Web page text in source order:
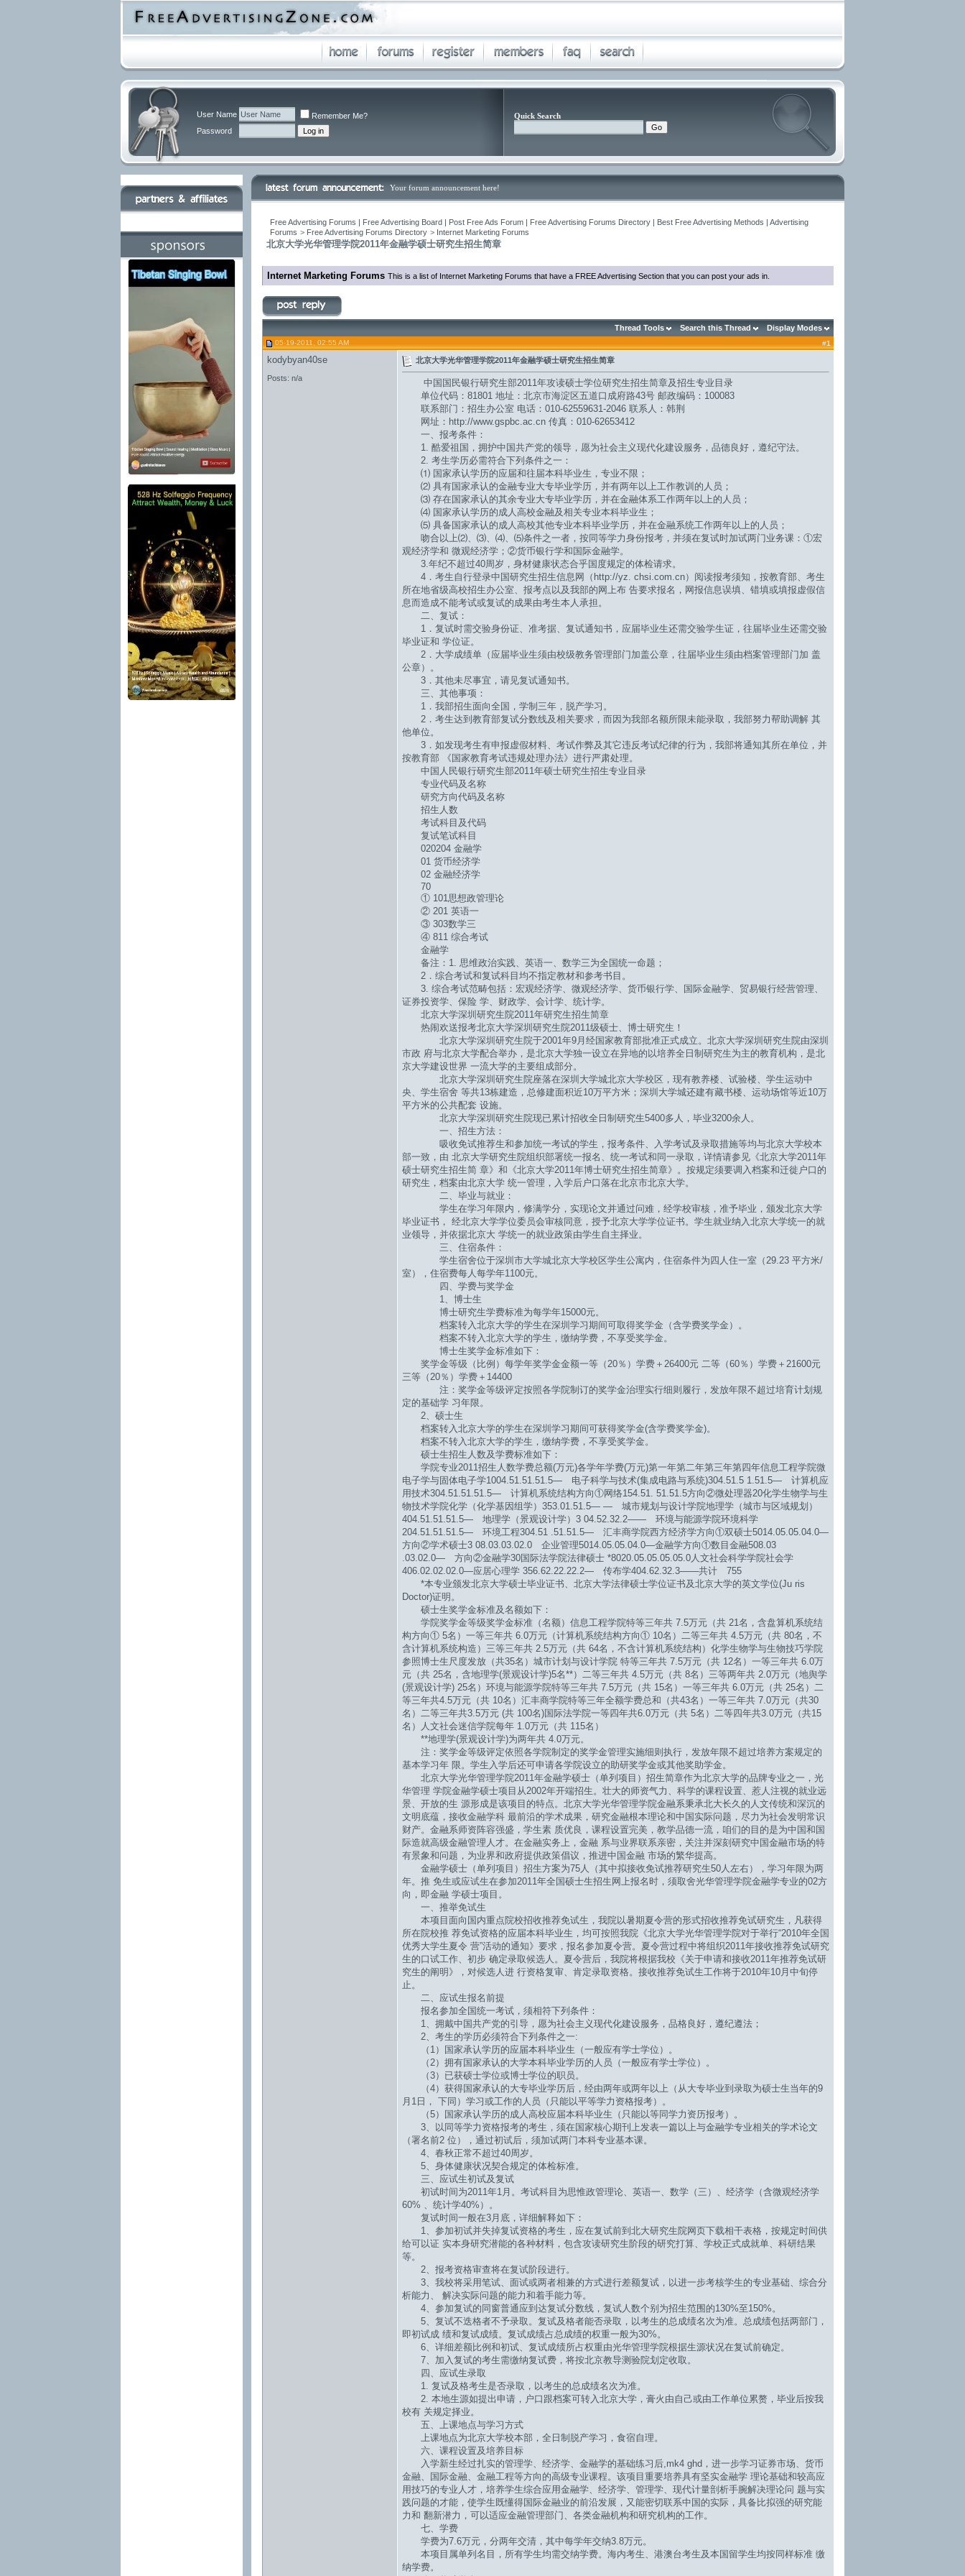
User Name
Remember Me?
Password
Quick Search
Your forum announcement here!
Free Advertising Forums | Free Advertising Board | Post Free Ads Forum | Free Advertising Forums Directory | Best Free Advertising Methods | Advertising
Forums > Free Advertising Forums Directory > Internet Marketing Forums
北京大学光华管理学院2011年金融学硕士研究生招生简章
Internet Marketing Forums This is a list of Internet Marketing Forums that have a FREE Advertising Section that you can post your ads in.
Thread Tools Search this Thread Display Modes
05-19-2011, 02:55 AM #1
kodybyan40se
Posts: n/a
北京大学光华管理学院2011年金融学硕士研究生招生简章
中国国民银行研究生部2011年攻读硕士学位研究生招生简章及招生专业目录
单位代码：81801 地址：北京市海淀区五道口成府路43号 邮政编码：100083
联系部门：招生办公室 电话：010-62559631-2046 联系人：韩荆
网址：http://www.gspbc.ac.cn 传真：010-62653412
一、报考条件：
1. 酷爱祖国，拥护中国共产党的领导，愿为社会主义现代化建设服务，品德良好，遵纪守法。
2. 考生学历必需符合下列条件之一：
⑴ 国家承认学历的应届和往届本科毕业生，专业不限；
⑵ 具有国家承认的金融专业大专毕业学历，并有两年以上工作教训的人员；
⑶ 存在国家承认的其余专业大专毕业学历，并在金融体系工作两年以上的人员；
⑷ 国家承认学历的成人高校金融及相关专业本科毕业生；
⑸ 具备国家承认的成人高校其他专业本科毕业学历，并在金融系统工作两年以上的人员；
吻合以上⑵、⑶、⑷、⑸条件之一者，按同等学力身份报考，并须在复试时加试两门业务课：①宏
观经济学和 微观经济学；②货币银行学和国际金融学。
3.年纪不超过40周岁，身材健康状态合乎国度规定的体检请求。
4．考生自行登录中国研究生招生信息网（http://yz. chsi.com.cn）阅读报考须知，按教育部、考生
所在地省级高校招生办公室、报考点以及我部的网上布 告要求报名，网报信息误填、错填或填报虚假信
息而造成不能考试或复试的成果由考生本人承担。
二、复试：
1．复试时需交验身份证、准考据、复试通知书，应届毕业生还需交验学生证，往届毕业生还需交验
毕业证和 学位证。
2．大学成绩单（应届毕业生须由校级教务管理部门加盖公章，往届毕业生须由档案管理部门加 盖
公章）。
3．其他未尽事宜，请见复试通知书。
三、其他事项：
1．我部招生面向全国，学制三年，脱产学习。
2．考生达到教育部复试分数线及相关要求，而因为我部名额所限未能录取，我部努力帮助调解 其
他单位。
3．如发现考生有申报虚假材料、考试作弊及其它违反考试纪律的行为，我部将通知其所在单位，并
按教育部 《国家教育考试违规处理办法》进行严肃处理。
中国人民银行研究生部2011年硕士研究生招生专业目录
专业代码及名称
研究方向代码及名称
招生人数
考试科目及代码
复试笔试科目
020204 金融学
01 货币经济学
02 金融经济学
70
① 101思想政管理论
② 201 英语一
③ 303数学三
④ 811 综合考试
金融学
备注：1. 思维政治实践、英语一、数学三为全国统一命题；
2．综合考试和复试科目均不指定教材和参考书目。
3. 综合考试范畴包括：宏观经济学、微观经济学、货币银行学、国际金融学、贸易银行经营管理、
证券投资学、保险 学、财政学、会计学、统计学。
北京大学深圳研究生院2011年研究生招生简章
热闹欢送报考北京大学深圳研究生院2011级硕士、博士研究生！
北京大学深圳研究生院于2001年9月经国家教育部批准正式成立。北京大学深圳研究生院由深圳
市政 府与北京大学配合举办，是北京大学独一设立在异地的以培养全日制研究生为主的教育机构，是北
京大学建设世界 一流大学的主要组成部分。
北京大学深圳研究生院座落在深圳大学城北京大学校区，现有教养楼、试验楼、学生运动中
央、学生宿舍 等共13栋建造，总修建面积近10万平方米；深圳大学城还建有藏书楼、运动场馆等近10万
平方米的公共配套 设施。
北京大学深圳研究生院现已累计招收全日制研究生5400多人，毕业3200余人。
一、招生方法：
吸收免试推荐生和参加统一考试的学生，报考条件、入学考试及录取措施等均与北京大学校本
部一致，由 北京大学研究生院组织部署统一报名、统一考试和同一录取，详情请参见《北京大学2011年
硕士研究生招生简 章》和《北京大学2011年博士研究生招生简章》。按规定须要调入档案和迁徙户口的
研究生，档案由北京大学 统一管理，入学后户口落在北京市北京大学。
二、毕业与就业：
学生在学习年限内，修满学分，实现论文并通过问难，经学校审核，准予毕业，颁发北京大学
毕业证书， 经北京大学学位委员会审核同意，授予北京大学学位证书。学生就业纳入北京大学统一的就
业领导，并依据北京大 学统一的就业政策由学生自主择业。
三、住宿条件：
学生宿舍位于深圳市大学城北京大学校区学生公寓内，住宿条件为四人住一室（29.23 平方米/
室），住宿费每人每学年1100元。
四、学费与奖学金
1、博士生
博士研究生学费标准为每学年15000元。
档案转入北京大学的学生在深圳学习期间可取得奖学金（含学费奖学金）。
档案不转入北京大学的学生，缴纳学费，不享受奖学金。
博士生奖学金标准如下：
奖学金等级（比例）每学年奖学金金额一等（20％）学费＋26400元 二等（60％）学费＋21600元
三等（20％）学费＋14400
注：奖学金等级评定按照各学院制订的奖学金治理实行细则履行，发放年限不超过培育计划规
定的基础学 习年限。
2、硕士生
档案转入北京大学的学生在深圳学习期间可获得奖学金(含学费奖学金)。
档案不转入北京大学的学生，缴纳学费，不享受奖学金。
硕士生招生人数及学费标准如下：
学院专业2011招生人数学费总额(万元)各学年学费(万元)第一年第二年第三年第四年信息工程学院微
电子学与固体电子学1004.51.51.51.5― 电子科学与技术(集成电路与系统)304.51.5 1.51.5― 计算机应
用技术304.51.51.51.5― 计算机系统结构方向①网络154.51. 51.51.5方向②微处理器20化学生物学与生
物技术学院化学（化学基因组学）353.01.51.5― ― 城市规划与设计学院地理学（城市与区域规划）
404.51.51.51.5― 地理学（景观设计学）3 04.52.32.2―― 环境与能源学院环境科学
204.51.51.51.5― 环境工程304.51 .51.51.5― 汇丰商学院西方经济学方向①双硕士5014.05.05.04.0―
方向②学术硕士3 08.03.03.02.0 企业管理5014.05.05.04.0―金融学方向①数目金融508.03
.03.02.0― 方向②金融学30国际法学院法律硕士 *8020.05.05.05.05.0人文社会科学学院社会学
406.02.02.02.0―应居心理学 356.62.22.22.2― 传布学404.62.32.3――共计 755
*本专业颁发北京大学硕士毕业证书、北京大学法律硕士学位证书及北京大学的英文学位(Ju ris
Doctor)证明。
硕士生奖学金标准及名额如下：
学院奖学金等级奖学金标准（名额）信息工程学院特等三年共 7.5万元（共 21名，含盘算机系统结
构方向① 5名）一等三年共 6.0万元（计算机系统结构方向① 10名）二等三年共 4.5万元（共 80名，不
含计算机系统构造）三等三年共 2.5万元（共 64名，不含计算机系统结构）化学生物学与生物技巧学院
参照博士生尺度发放（共35名）城市计划与设计学院 特等三年共 7.5万元（共 12名）一等三年共 6.0万
元（共 25名，含地理学(景观设计学)5名**）二等三年共 4.5万元（共 8名）三等两年共 2.0万元（地舆学
(景观设计学) 25名）环境与能源学院特等三年共 7.5万元（共 15名）一等三年共 6.0万元（共 25名）二
等三年共4.5万元（共 10名）汇丰商学院特等三年全额学费总和（共43名）一等三年共 7.0万元（共30
名）二等三年共3.5万元 (共 100名)国际法学院一等四年共6.0万元（共 5名）二等四年共3.0万元（共15
名）人文社会迷信学院每年 1.0万元（共 115名）
**地理学(景观设计学)为两年共 4.0万元。
注：奖学金等级评定依照各学院制定的奖学金管理实施细则执行，发放年限不超过培养方案规定的
基本学习年 限。学生入学后还可申请各学院设立的助研奖学金或其他奖助学金。
北京大学光华管理学院2011年金融学硕士（单列项目）招生简章作为北京大学的品牌专业之一，光
华管理 学院金融学硕士项目从2002年开端招生。壮大的师资气力、科学的课程设置、惹人注视的就业远
景、开放的生 源形成是该项目的特点。北京大学光华管理学院金融系秉承北大长久的人文传统和深沉的
文明底蕴，接收金融学科 最前沿的学术成果，研究金融根本理论和中国实际问题，尽力为社会发明常识
财产。金融系师资阵容强盛，学生素 质优良，课程设置完美，教学品德一流，咱们的目的是为中国和国
际造就高级金融管理人才。在金融实务上，金融 系与业界联系亲密，关注并深刻研究中国金融市场的特
有景象和问题，为业界和政府提供政策倡议，推进中国金融 市场的繁华提高。
金融学硕士（单列项目）招生方案为75人（其中拟接收免试推荐研究生50人左右），学习年限为两
年。推 免生或应试生在参加2011年全国硕士生招生网上报名时，须取舍光华管理学院金融学专业的02方
向，即金融 学硕士项目。
一、推举免试生
本项目面向国内重点院校招收推荐免试生，我院以暑期夏令营的形式招收推荐免试研究生，凡获得
所在院校推 荐免试资格的应届本科毕业生，均可按照我院《北京大学光华管理学院对于举行“2010年全国
优秀大学生夏令 营”活动的通知》要求，报名参加夏令营。夏令营过程中将组织2011年接收推荐免试研究
生的口试工作、初步 确定录取候选人。夏令营后，我院将根据我校《关于申请和接收2011年推荐免试研
究生的阐明》，对候选人进 行资格复审、肯定录取资格。接收推荐免试生工作将于2010年10月中旬停
止。
二、应试生报名前提
报名参加全国统一考试，须相符下列条件：
1、拥戴中国共产党的引导，愿为社会主义现代化建设服务，品格良好，遵纪遵法；
2、考生的学历必须符合下列条件之一:
（1）国家承认学历的应届本科毕业生（一般应有学士学位）。
（2）拥有国家承认的大学本科毕业学历的人员（一般应有学士学位）。
（3）已获硕士学位或博士学位的职员。
（4）获得国家承认的大专毕业学历后，经由两年或两年以上（从大专毕业到录取为硕士生当年的9
月1日， 下同）学习或工作的人员（只能以平等学力资格报考）。
（5）国家承认学历的成人高校应届本科毕业生（只能以等同学力资历报考）。
3、以同等学力资格报考的考生，须在国家核心期刊上发表一篇以上与金融学专业相关的学术论文
（署名前2 位），通过初试后，须加试两门本科专业基本课。
4、春秋正常不超过40周岁。
5、身体健康状况契合规定的体检标准。
三、应试生初试及复试
初试时间为2011年1月。考试科目为思惟政管理论、英语一、数学（三）、经济学（含微观经济学
60% 、统计学40%）。
复试时间一般在3月底，详细解释如下：
1、参加初试并失掉复试资格的考生，应在复试前到北大研究生院网页下载相干表格，按规定时间供
给可以证 实本身研究潜能的各种材料，包含攻读研究生阶段的研究打算、学校正式成就单、科研结果
等。
2、报考资格审查将在复试阶段进行。
3、我校将采用笔试、面试或两者相兼的方式进行差额复试，以进一步考核学生的专业基础、综合分
析能力、 解决实际问题的能力和着手能力等。
4、参加复试的同窗普通应到达复试分数线，复试人数个别为招生范围的130%至150%。
5、复试不迭格者不予录取。复试及格者能否录取，以考生的总成绩名次为准。总成绩包括两部门，
即初试成 绩和复试成绩。复试成绩占总成绩的权重一般为30%。
6、详细差额比例和初试、复试成绩所占权重由光华管理学院根据生源状况在复试前确定。
7、加入复试的考生需缴纳复试费，将按北京教导测验院划定收取。
四、应试生录取
1. 复试及格考生是否录取，以考生的总成绩名次为准。
2. 本地生源如提出申请，户口跟档案可转入北京大学，膏火由自己或由工作单位累赘，毕业后按我
校有 关规定择业。
五、上课地点与学习方式
上课地点为北京大学校本部，全日制脱产学习，食宿自理。
六、课程设置及培养目标
入学新生经过扎实的管理学、经济学、金融学的基础练习后,mk4 ghd ，进一步学习证券市场、货币
金融、国际金融、金融工程等方向的高级专业课程。该项目重要培养具有坚实金融学 理论基础和较高应
用技巧的专业人才，培养学生综合应用金融学、经济学、管理学、现代计量剖析手腕解决理论问 题与实
践问题的才能，使学生既懂得国际金融业的前沿发展，又能密切联系中国的实际，具备比拟强的研究能
力和 翻新潜力，可以适应金融管理部门、各类金融机构和研究机构的工作。
七、学费
学费为7.6万元，分两年交清，其中每学年交纳3.8万元。
本项目属单列名目，所有学生均需交纳学费。海内考生、港澳台考生及本国留学生均按同样标准 缴
纳学费。